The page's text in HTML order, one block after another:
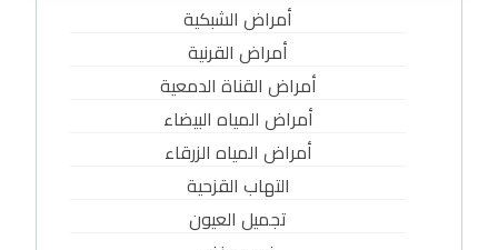
أمراض الشبكية
أمراض القرنية
أمراض القناة الدمعية
أمراض المياه البيضاء
أمراض المياه الزرقاء
التهاب القزحية
تجميل العيون